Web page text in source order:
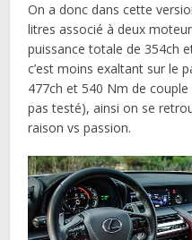
On a donc dans cette
litres associé à deux
puissance totale de 354ch
c’est moins exaltant sur le
477ch et 540 Nm de couple
pas testé), ainsi on se
raison vs passion.